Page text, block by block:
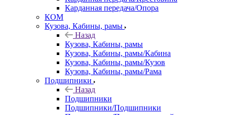
Карданная передача/Опора
КОМ
Кузова, Кабины, рамы
Назад
Кузова, Кабины, рамы
Кузова, Кабины, рамы/Кабина
Кузова, Кабины, рамы/Кузов
Кузова, Кабины, рамы/Рама
Подшипники
Назад
Подшипники
Подшипники/Подшипники